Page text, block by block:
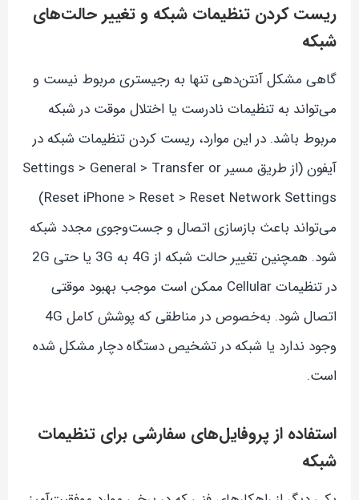
ریست کردن تنظیمات شبکه و تغییر حالت‌های
شبکه
گاهی مشکل آنتن‌دهی تنها به رجیستری مربوط نیست و
می‌تواند به تنظیمات نادرست یا اختلال موقت در شبکه
مربوط باشد. در این موارد، ریست کردن تنظیمات شبکه در
آیفون (از طریق مسیر Settings > General > Transfer or
Reset iPhone > Reset > Reset Network Settings)
می‌تواند باعث بازسازی اتصال و جست‌وجوی مجدد شبکه
شود. همچنین تغییر حالت شبکه از 4G به 3G یا حتی 2G
در تنظیمات Cellular ممکن است موجب بهبود موقتی
اتصال شود. به‌خصوص در مناطقی که پوشش کامل 4G
وجود ندارد یا شبکه در تشخیص دستگاه دچار مشکل شده
است.
استفاده از پروفایل‌های سفارشی برای تنظیمات
شبکه